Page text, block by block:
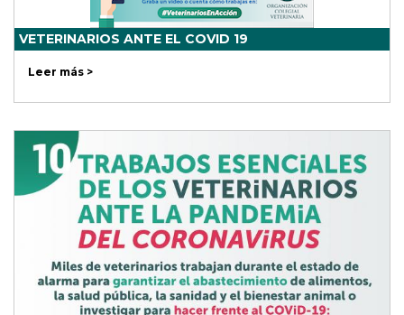
VETERINARIOS ANTE EL COVID 19
Leer más >